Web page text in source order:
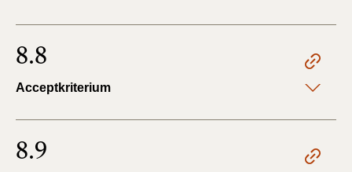
8.8
Acceptkriterium
8.9